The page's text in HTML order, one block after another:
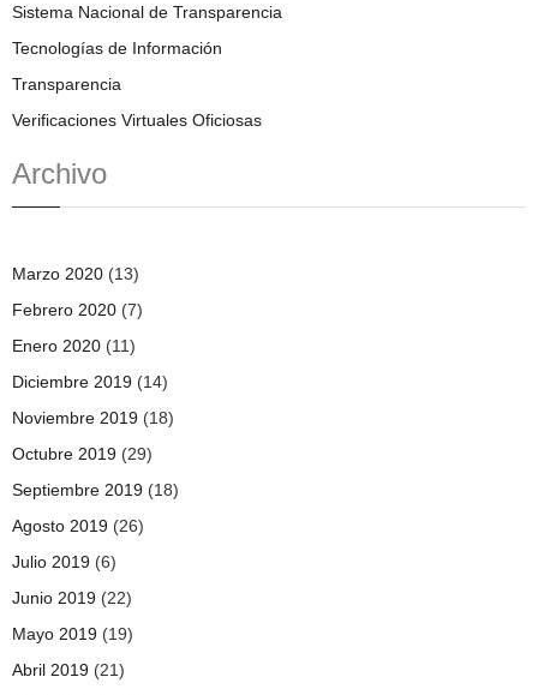
Sistema Nacional de Transparencia
Tecnologías de Información
Transparencia
Verificaciones Virtuales Oficiosas
Archivo
Marzo 2020 (13)
Febrero 2020 (7)
Enero 2020 (11)
Diciembre 2019 (14)
Noviembre 2019 (18)
Octubre 2019 (29)
Septiembre 2019 (18)
Agosto 2019 (26)
Julio 2019 (6)
Junio 2019 (22)
Mayo 2019 (19)
Abril 2019 (21)